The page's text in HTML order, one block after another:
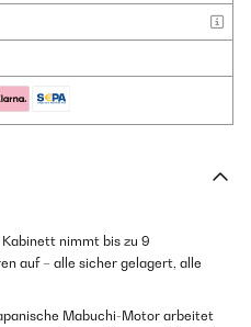
Kabinett nimmt bis zu 9
auf – alle sicher gelagert, alle
Mabuchi-Motor arbeitet